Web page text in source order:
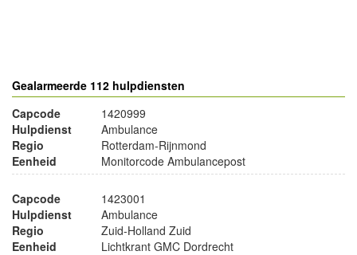
Gealarmeerde 112 hulpdiensten
Capcode
1420999
Hulpdienst
Ambulance
Regio
Rotterdam-Rijnmond
Eenheid
Monitorcode Ambulancepost
Capcode
1423001
Hulpdienst
Ambulance
Regio
Zuid-Holland Zuid
Eenheid
Lichtkrant GMC Dordrecht